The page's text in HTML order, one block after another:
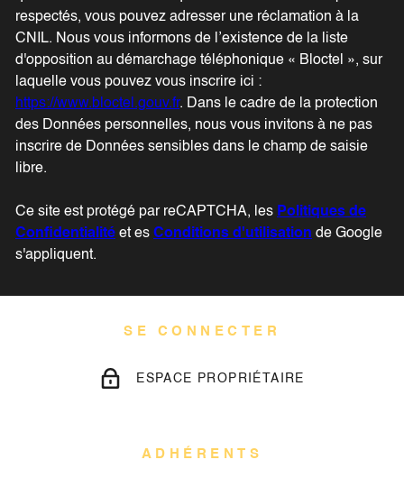
respectés, vous pouvez adresser une réclamation à la
CNIL. Nous vous informons de l’existence de la liste
d'opposition au démarchage téléphonique « Bloctel », sur
laquelle vous pouvez vous inscrire ici :
https://www.bloctel.gouv.fr. Dans le cadre de la protection
des Données personnelles, nous vous invitons à ne pas
inscrire de Données sensibles dans le champ de saisie
libre.
Ce site est protégé par reCAPTCHA, les Politiques de
Confidentialité et es Conditions d'utilisation de Google
s'appliquent.
SE CONNECTER
ESPACE PROPRIÉTAIRE
ADHÉRENTS